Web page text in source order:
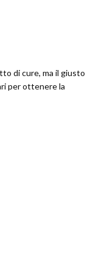
di cure, ma il giusto
per ottenere la